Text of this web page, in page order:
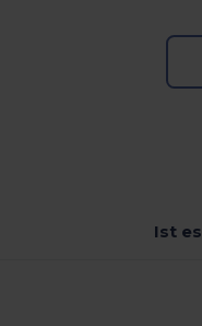
Ist